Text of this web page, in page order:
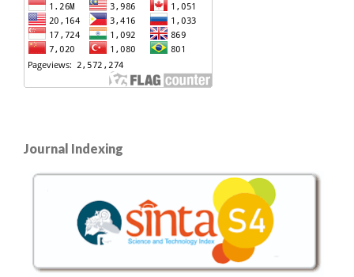
Journal Indexing